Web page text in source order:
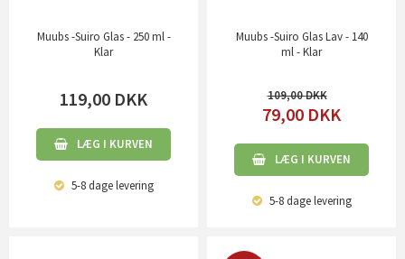
Muubs -Suiro Glas - 250 ml -
Klar
119,00 DKK
LÆG I KURVEN
5-8 dagelevering
Muubs -Suiro Glas Lav - 140
ml - Klar
109,00
79,00 DKK
LÆG I KURVEN
5-8 dagelevering